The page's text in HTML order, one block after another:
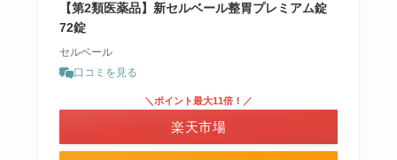
【第2類医薬品】新セルベール整胃プレミアム錠
72錠
セルベール
口コミを見る
＼ポイント最大11倍！／
楽天市場